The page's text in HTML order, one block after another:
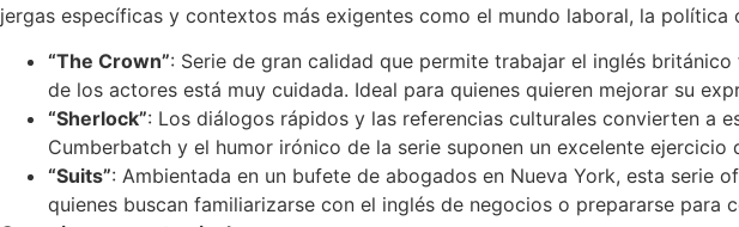
jergas específicas y contextos más exigentes como el mundo laboral, la política
“The Crown”: Serie de gran calidad que permite trabajar el inglés
de los actores está muy cuidada. Ideal para quienes quieren mejorar su
“Sherlock”: Los diálogos rápidos y las referencias culturales convierten a
Cumberbatch y el humor irónico de la serie suponen un excelente ejercicio
“Suits”: Ambientada en un bufete de abogados en Nueva York, esta serie
quienes buscan familiarizarse con el inglés de negocios o prepararse para